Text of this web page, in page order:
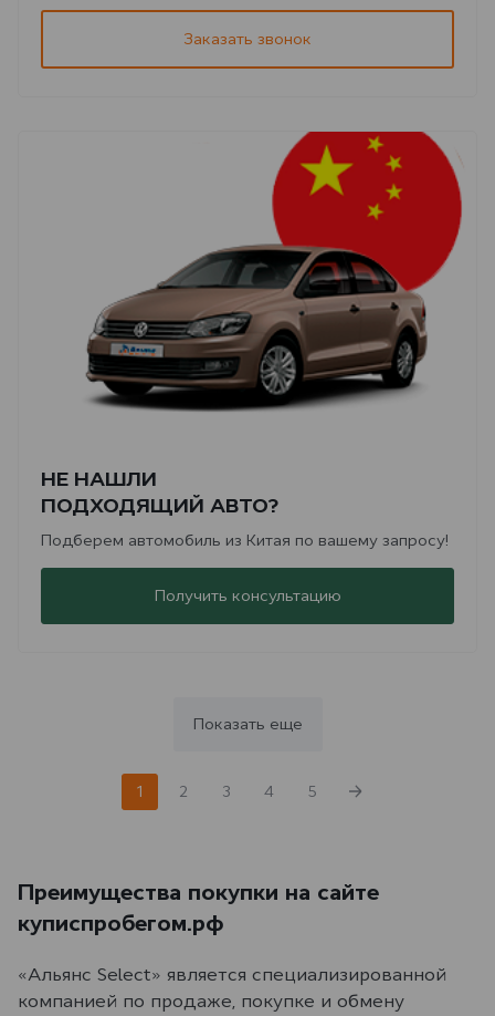
Заказать звонок
НЕ НАШЛИ
ПОДХОДЯЩИЙ АВТО?
Подберем автомобиль из Китая по вашему запросу!
Получить консультацию
Показать еще
1 2 3 4 5
Преимущества покупки на сайте
куписпробегом.рф
«Альянс Select» является специализированной
компанией по продаже, покупке и обмену